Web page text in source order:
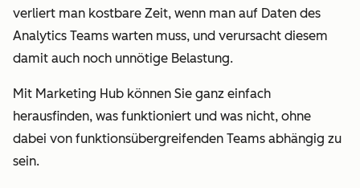
verliert man kostbare Zeit, wenn man auf Daten des
Analytics Teams warten muss, und verursacht diesem
damit auch noch unnötige Belastung.
Mit Marketing Hub können Sie ganz einfach
herausfinden, was funktioniert und was nicht, ohne
dabei von funktionsübergreifenden Teams abhängig zu
sein.